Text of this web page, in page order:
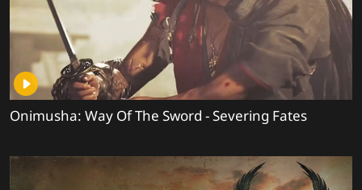
Onimusha: Way Of The Sword - Severing Fates